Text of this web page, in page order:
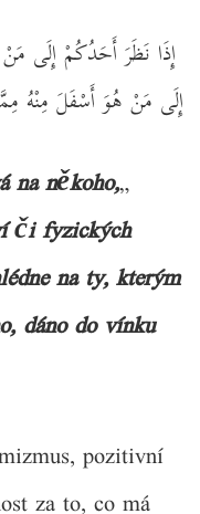
إِذَا نَظَرَ أَحَدُكُمْ إِلَى
إِلَى مَنْ هُوَ أَسْفَلَ مِنْهُ
„
na někoho,
či fyzických
na ty, kterým
dáno do vínku
pozitivní